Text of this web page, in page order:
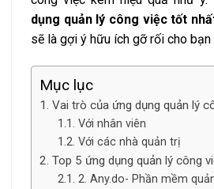
dụng quản lý công việc tốt
sẽ là gợi ý hữu ích gỡ rối cho bạn
Mục lục
Vai trò của ứng dụng quản lý
Với nhân viên
Với các nhà quản trị
Top 5 ứng dụng quản lý công
2. Any.do- Phần mềm